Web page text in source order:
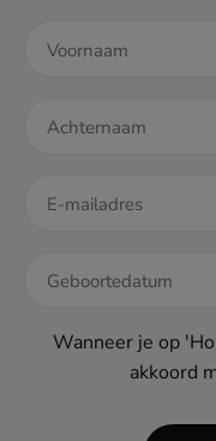
DD
Wanneer je op
akkoord